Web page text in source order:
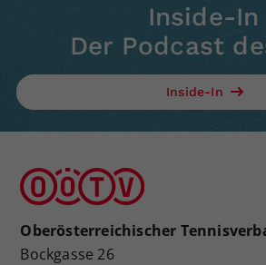
Inside-In
Der Podcast
Inside-In
Oberösterreichischer
Bockgasse 26